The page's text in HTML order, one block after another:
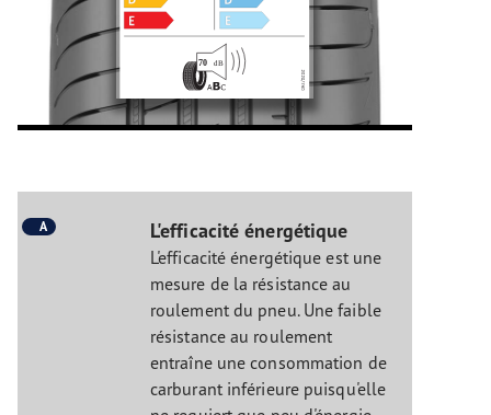
A L'efficacité énergétique
L'efficacité énergétique est une
mesure de la résistance au
roulement du pneu. Une faible
résistance au roulement
entraîne une consommation de
carburant inférieure puisqu'elle